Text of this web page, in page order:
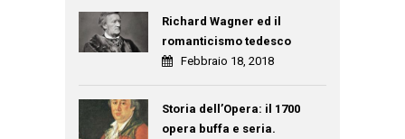
Richard Wagner ed il
romanticismo tedesco
Febbraio 18, 2018
Storia dell’Opera: il 1700
opera buffa e seria.